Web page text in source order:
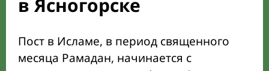
в Ясногорске
Пост в Исламе, в период священного
месяца Рамадан, начинается с